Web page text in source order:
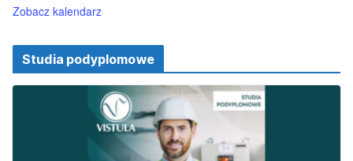
Zobacz kalendarz
Studia podyplomowe